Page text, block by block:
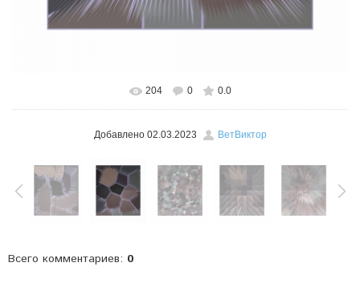
В реальном размере 526x600
204 0 0.0
Добавлено02.03.2023 ВетВиктор
Всего комментариев: 0